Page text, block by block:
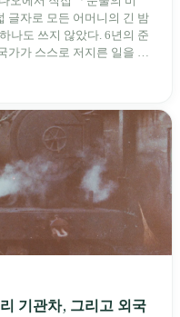
글자로 모든 어머니의 긴 밤
나도 쓰지 않았다. 6년의 준
가가 스스로 저지른 일을 기
제 39년 동안 사법 재판을
기관차, 그리고 외국